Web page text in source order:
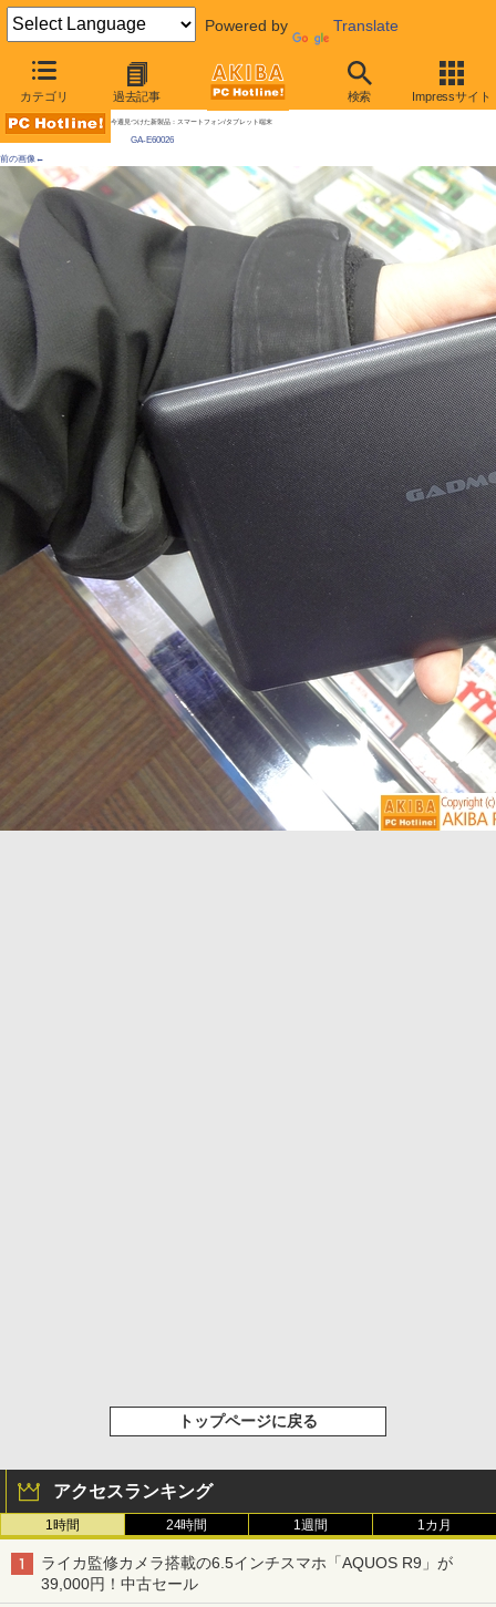
Powered by Translate
カテゴリ 過去記事 検索 Impressサイト
AKIBA PC Hotline!
[拡大画像]珍しい6インチタブレットが販売中、ほぼ文庫本サイズ / 実売価格7千円
今週見つけた新製品：スマートフォン/タブレット端末
GA-E60026
前の画像←
トップページに戻る
アクセスランキング
1時間 24時間 1週間 1カ月
ライカ監修カメラ搭載の6.5インチスマホ「AQUOS R9」が
39,000円！中古セール